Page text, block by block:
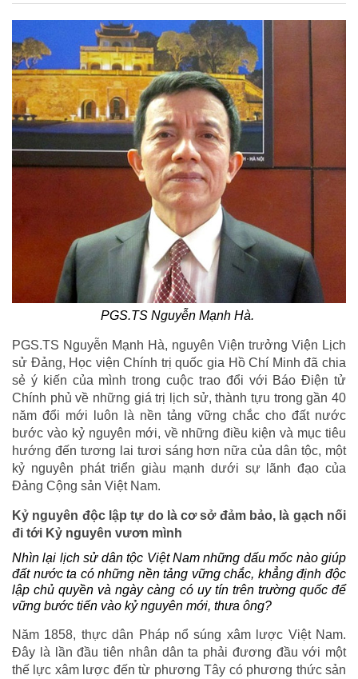
PGS.TS Nguyễn Mạnh Hà.
PGS.TS Nguyễn Mạnh Hà, nguyên Viện trưởng Viện Lịch
sử Đảng, Học viện Chính trị quốc gia Hồ Chí Minh đã chia
sẻ ý kiến của mình trong cuộc trao đổi với Báo Điện tử
Chính phủ về những giá trị lịch sử, thành tựu trong gần 40
năm đổi mới luôn là nền tảng vững chắc cho đất nước
bước vào kỷ nguyên mới, về những điều kiện và mục tiêu
hướng đến tương lai tươi sáng hơn nữa của dân tộc, một
kỷ nguyên phát triển giàu mạnh dưới sự lãnh đạo của
Đảng Cộng sản Việt Nam.
Kỷ nguyên độc lập tự do là cơ sở đảm bảo, là gạch nối
đi tới Kỷ nguyên vươn mình
Nhìn lại lịch sử dân tộc Việt Nam những dấu mốc nào giúp
đất nước ta có những nền tảng vững chắc, khẳng định độc
lập chủ quyền và ngày càng có uy tín trên trường quốc để
vững bước tiến vào kỷ nguyên mới, thưa ông?
Năm 1858, thực dân Pháp nổ súng xâm lược Việt Nam.
Đây là lần đầu tiên nhân dân ta phải đương đầu với một
thế lực xâm lược đến từ phương Tây có phương thức sản